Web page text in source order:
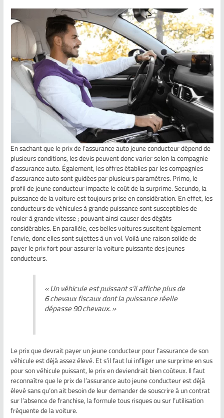
En sachant que le prix de l’assurance auto jeune conducteur dépend de
plusieurs conditions, les devis peuvent donc varier selon la compagnie
d’assurance auto. Également, les offres établies par les compagnies
d’assurance auto sont guidées par plusieurs paramètres. Primo, le
profil de jeune conducteur impacte le coût de la surprime. Secundo, la
puissance de la voiture est toujours prise en considération. En effet, les
conducteurs de véhicules à grande puissance sont susceptibles de
rouler à grande vitesse ; pouvant ainsi causer des dégâts
considérables. En parallèle, ces belles voitures suscitent également
l’envie, donc elles sont sujettes à un vol. Voilà une raison solide de
payer le prix fort pour assurer la voiture puissante des jeunes
conducteurs.
« Un véhicule est puissant s’il affiche plus de
6 chevaux fiscaux dont la puissance réelle
dépasse 90 chevaux. »
Le prix que devrait payer un jeune conducteur pour l’assurance de son
véhicule est déjà assez élevé. Et s’il faut lui infliger une surprime en sus
pour son véhicule puissant, le prix en deviendrait bien coûteux. Il faut
reconnaître que le prix de l’assurance auto jeune conducteur est déjà
élevé sans qu’on ait besoin de leur demander de souscrire à un contrat
sur l’absence de franchise, la formule tous risques ou sur l’utilisation
fréquente de la voiture.